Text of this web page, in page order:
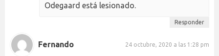
Odegaard está lesionado.
Responder
Fernando 24 octubre, 2020 a las 1:28 pm